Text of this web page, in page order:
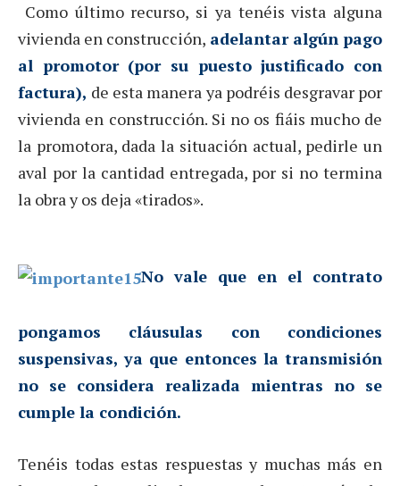
Como último recurso, si ya tenéis vista alguna
vivienda en construcción, adelantar algún pago
al promotor (por su puesto justificado con
factura), de esta manera ya podréis desgravar por
vivienda en construcción. Si no os fiáis mucho de
la promotora, dada la situación actual, pedirle un
aval por la cantidad entregada, por si no termina
la obra y os deja «tirados».
No vale que en el contrato
pongamos cláusulas con condiciones
suspensivas, ya que entonces la transmisión
no se considera realizada mientras no se
cumple la condición.
Tenéis todas estas respuestas y muchas más en